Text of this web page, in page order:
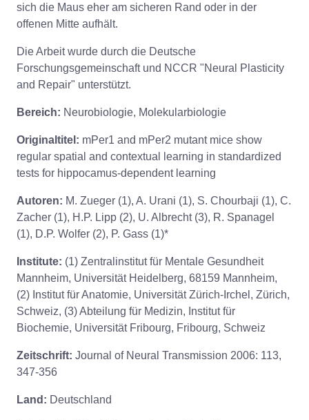
sich die Maus eher am sicheren Rand oder in der
offenen Mitte aufhält.
Die Arbeit wurde durch die Deutsche
Forschungsgemeinschaft und NCCR "Neural Plasticity
and Repair" unterstützt.
Bereich: Neurobiologie, Molekularbiologie
Originaltitel: mPer1 and mPer2 mutant mice show
regular spatial and contextual learning in standardized
tests for hippocamus-dependent learning
Autoren: M. Zueger (1), A. Urani (1), S. Chourbaji (1), C.
Zacher (1), H.P. Lipp (2), U. Albrecht (3), R. Spanagel
(1), D.P. Wolfer (2), P. Gass (1)*
Institute: (1) Zentralinstitut für Mentale Gesundheit
Mannheim, Universität Heidelberg, 68159 Mannheim,
(2) Institut für Anatomie, Universität Zürich-Irchel, Zürich,
Schweiz, (3) Abteilung für Medizin, Institut für
Biochemie, Universität Fribourg, Fribourg, Schweiz
Zeitschrift: Journal of Neural Transmission 2006: 113,
347-356
Land: Deutschland